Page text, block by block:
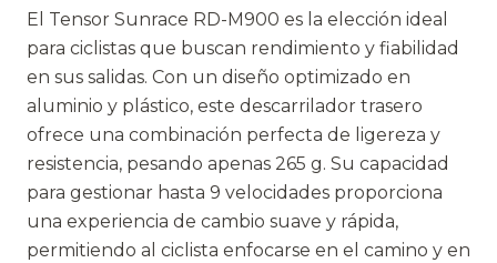
d
a
d
El Tensor Sunrace RD-M900 es la elección ideal
para ciclistas que buscan rendimiento y fiabilidad
en sus salidas. Con un diseño optimizado en
aluminio y plástico, este descarrilador trasero
ofrece una combinación perfecta de ligereza y
resistencia, pesando apenas 265 g. Su capacidad
para gestionar hasta 9 velocidades proporciona
una experiencia de cambio suave y rápida,
permitiendo al ciclista enfocarse en el camino y en